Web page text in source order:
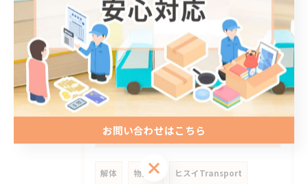
2026/07/31
Y様宅不用品回収
タグ TAGS
解体 物置き ヒスイTransport
お問い合わせはこちら